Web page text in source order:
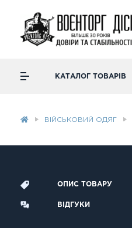
КАТАЛОГ ТОВАРІВ
ВІЙСЬКОВИЙ ОДЯГ
ОПИС ТОВАРУ
ВІДГУКИ